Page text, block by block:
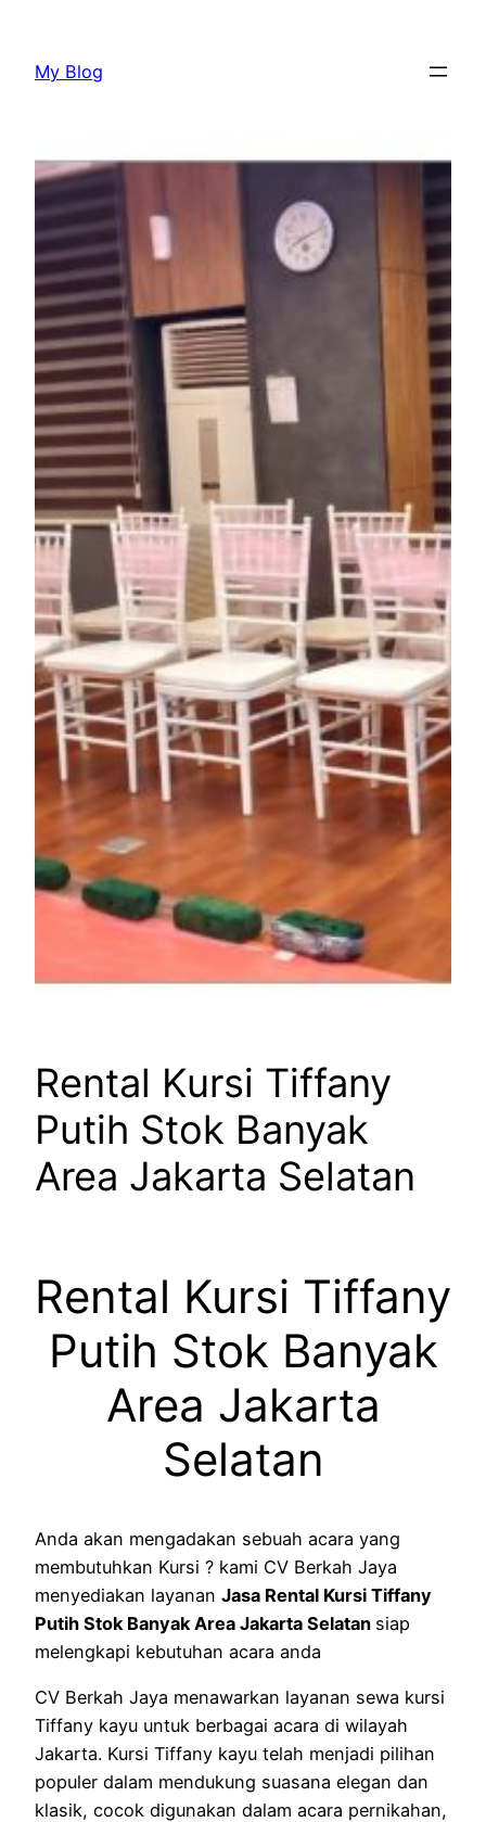
konten
My Blog
Rental Kursi Tiffany
Putih Stok Banyak
Area Jakarta Selatan
Rental Kursi Tiffany
Putih Stok Banyak
Area Jakarta
Selatan
Anda akan mengadakan sebuah acara yang
membutuhkan Kursi ? kami CV Berkah Jaya
menyediakan layanan Jasa Rental Kursi Tiffany
Putih Stok Banyak Area Jakarta Selatan siap
melengkapi kebutuhan acara anda
CV Berkah Jaya menawarkan layanan sewa kursi
Tiffany kayu untuk berbagai acara di wilayah
Jakarta. Kursi Tiffany kayu telah menjadi pilihan
populer dalam mendukung suasana elegan dan
klasik, cocok digunakan dalam acara pernikahan,